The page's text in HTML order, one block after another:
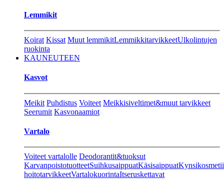
Lemmikit
Koirat Kissat Muut lemmikitLemmikkitarvikkeetUlkolintujen
ruokinta
KAUNEUTEEN
Kasvot
Meikit Puhdistus Voiteet Meikkisiveltimet&muut tarvikkeet
Seerumit Kasvonaamiot
Vartalo
Voiteet vartalolle Deodorantit&tuoksut
KarvanpoistotuotteetSuihkusaippuatKäsisaippuat
hoitotarvikkeetVartalokuorintaItseruskettavat